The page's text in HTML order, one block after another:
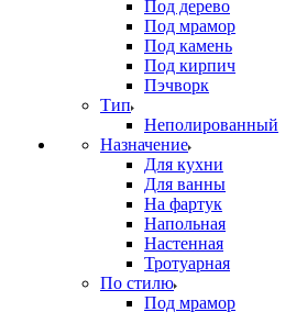
Под дерево
Под мрамор
Под камень
Под кирпич
Пэчворк
Тип
Неполированный
Назначение
Для кухни
Для ванны
На фартук
Напольная
Настенная
Тротуарная
По стилю
Под мрамор